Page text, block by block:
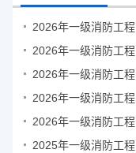
2026年一级消防工程
2026年一级消防工程
2026年一级消防工程
2026年一级消防工
2026年一级消防工
2025年一级消防工